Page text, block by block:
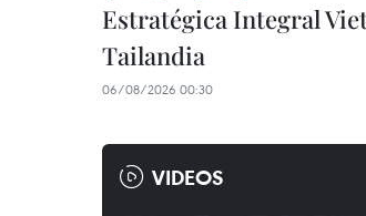
Estratégica Integral
Tailandia
06/08/2026 00:30
VIDEOS